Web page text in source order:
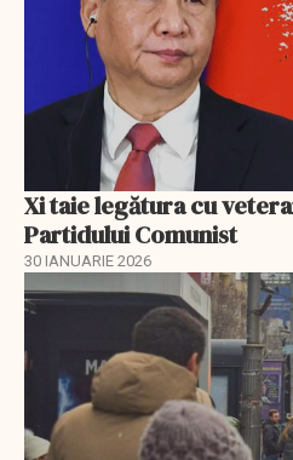
Xi taie legătura cu
Partidului Comunist
30 IANUARIE 2026